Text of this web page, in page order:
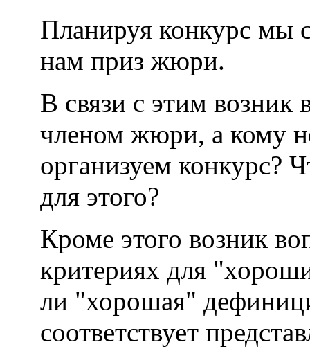
Планируя конкурс мы
нам приз жюри.
В связи с этим возник
членом жюри, а кому
организуем конкурс?
для этого?
Кроме этого возник
критериях для
ли "хорошая"
соответствует